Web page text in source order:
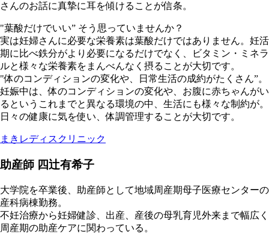
さんのお話に真摯に耳を傾けることが信条。
"葉酸だけでいい” そう思っていませんか？
実は妊婦さんに必要な栄養素は葉酸だけではありません。妊活
期に比べ鉄分がより必要になるだけでなく、ビタミン・ミネラ
ルと様々な栄養素をまんべんなく摂ることが大切です。
"体のコンディションの変化や、日常生活の成約がたくさん”。
妊娠中は、体のコンディションの変化や、お腹に赤ちゃんがい
るというこれまでと異なる環境の中、生活にも様々な制約が。
日々の健康に気を使い、体調管理することが大切です。
まきレディスクリニック
助産師 四辻有希子
大学院を卒業後、助産師として地域周産期母子医療センターの
産科病棟勤務。
不妊治療から妊婦健診、出産、産後の母乳育児外来まで幅広く
周産期の助産ケアに関わっている。